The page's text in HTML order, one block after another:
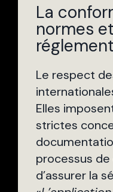
La
normes
Le respect
Elles
strictes
processus
d’assurer la